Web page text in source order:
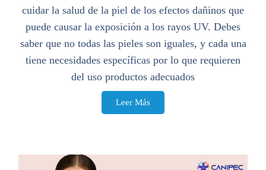
cuidar la salud de la piel de los efectos dañinos que
puede causar la exposición a los rayos UV. Debes
saber que no todas las pieles son iguales, y cada una
tiene necesidades específicas por lo que requieren
del uso productos adecuados
Leer Más